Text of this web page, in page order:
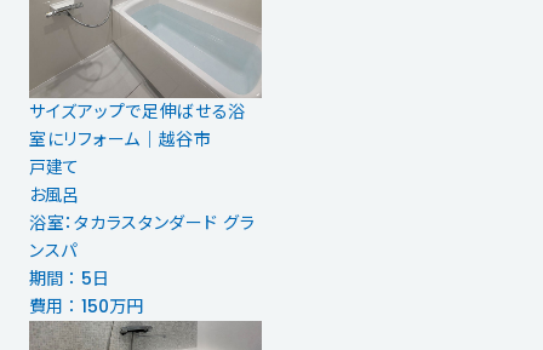
サイズアップで足伸ばせる浴
室にリフォーム｜越谷市
戸建て
お風呂
浴室：タカラスタンダード グラ
ンスパ
期間 ： 5日
費用 ： 150万円